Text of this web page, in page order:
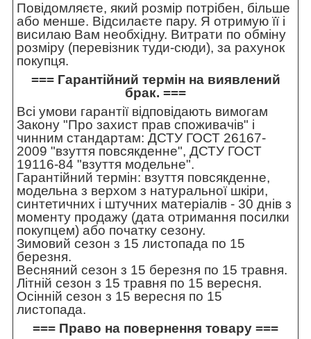
Повідомляєте, який розмір потрібен, більше
або менше. Відсилаєте пару. Я отримую її і
висилаю Вам необхідну. Витрати по обміну
розміру (перевізник туди-сюди), за рахунок
покупця.
=== Гарантійний термін на виявлений
брак. ===
Всі умови гарантії відповідають вимогам
Закону "Про захист прав споживачів" і
чинним стандартам: ДСТУ ГОСТ 26167-
2009 "взуття повсякденне", ДСТУ ГОСТ
19116-84 "взуття модельне".
Гарантійний термін: взуття повсякденне,
модельна з верхом з натуральної шкіри,
синтетичних і штучних матеріалів - 30 днів з
моменту продажу (дата отримання посилки
покупцем) або початку сезону.
Зимовий сезон з 15 листопада по 15
березня.
Весняний сезон з 15 березня по 15 травня.
Літній сезон з 15 травня по 15 вересня.
Осінній сезон з 15 вересня по 15
листопада.
=== Право на повернення товару ===